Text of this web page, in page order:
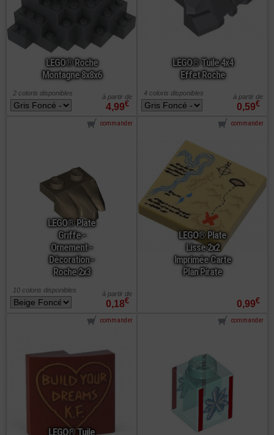
LEGO® Roche
Montagne 8x8x6
4,99€
à partir de
2 coloris disponibles
LEGO® Tuile 4x4
Effet Roche
0,59€
à partir de
4 coloris disponibles
LEGO® Plate
Griffe -
Ornement -
Décoration -
Roche 2x3
0,18€
à partir de
commander
10 coloris disponibles
LEGO® Plate
Lisse 2x2
Imprimée Carte
Plan Pirate
0,99€
commander
LEGO® Tuile
commander commander